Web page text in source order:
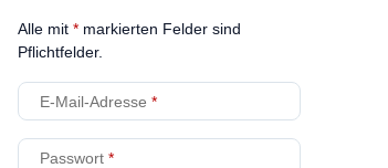
Alle mit * markierten Felder sind
Pflichtfelder.
E-Mail-Adresse
Passwort